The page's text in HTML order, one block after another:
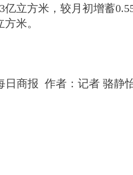
亿立方米，较月初增蓄
米。
日商报 作者：记者 骆静